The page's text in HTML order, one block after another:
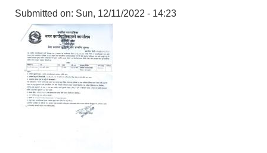
Submitted on: Sun, 12/11/2022 - 14:23